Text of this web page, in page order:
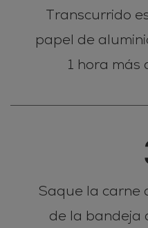
Transcurrido
papel de
1 hora más
Saque la carne
de la bandeja